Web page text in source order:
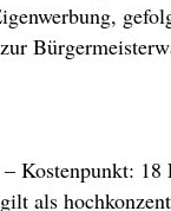
Kostenpunkt:
als